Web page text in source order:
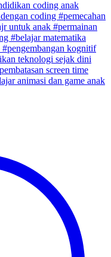
coding anak
coding #pemecahan
untuk anak #permainan
#belajar matematika
#pengembangan kognitif
teknologi sejak dini
screen time
animasi dan game anak